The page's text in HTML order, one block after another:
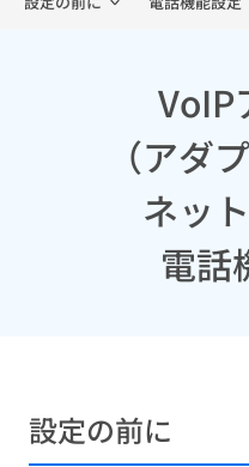
VoIP
（アダ
ネッ
電話
設定の前に